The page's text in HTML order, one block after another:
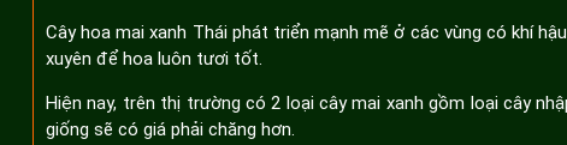
Cây hoa mai xanh Thái phát triển mạnh mẽ ở các vùng có khí
xuyên để hoa luôn tươi tốt.
Hiện nay, trên thị trường có 2 loại cây mai xanh gồm loại cây
giống sẽ có giá phải chăng hơn.